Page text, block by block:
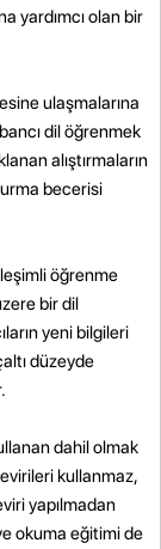
yardımcı olan bir
ulaşmalarına
dil öğrenmek
alıştırmaların
becerisi
öğrenme
bir dil
yeni bilgileri
düzeyde
dahil olmak
kullanmaz,
yapılmadan
okuma eğitimi de